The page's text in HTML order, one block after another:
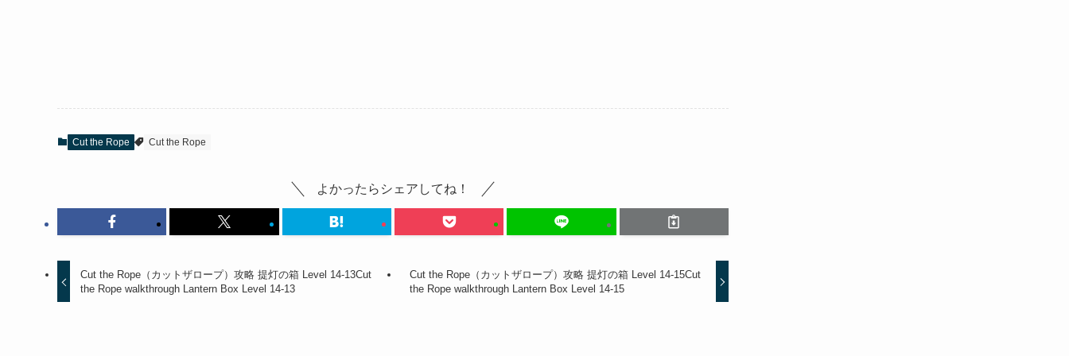
Cut the Rope Cut the Rope
よかったらシェアしてね！
Cut the Rope（カットザロープ）攻略 提灯の箱 Level 14-13Cut
the Rope walkthrough Lantern Box Level 14-13
Cut the Rope（カットザロープ）攻略 提灯の箱 Level 14-15Cut
the Rope walkthrough Lantern Box Level 14-15